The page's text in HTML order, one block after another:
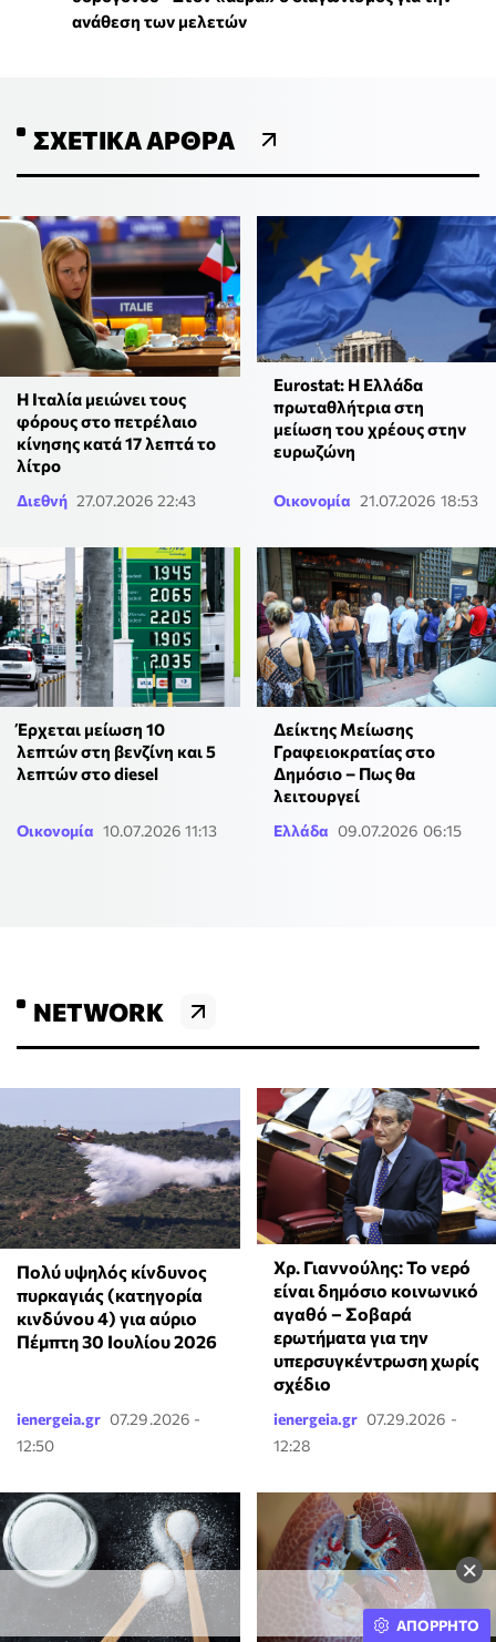
×
ανάθεση των μελετών
ΣΧΕΤΙΚΆ ΆΡΘΡΑ
Η Ιταλία μειώνει τους
φόρους στο πετρέλαιο
κίνησης κατά 17 λεπτά το
λίτρο
Διεθνή 27.07.2026 22:43
Eurostat: Η Ελλάδα
πρωταθλήτρια στη
μείωση του χρέους στην
ευρωζώνη
Οικονομία 21.07.2026 18:53
Έρχεται μείωση 10
λεπτών στη βενζίνη και 5
λεπτών στο diesel
Οικονομία 10.07.2026 11:13
Δείκτης Μείωσης
Γραφειοκρατίας στο
Δημόσιο – Πως θα
λειτουργεί
Ελλάδα 09.07.2026 06:15
NETWORK
Πολύ υψηλός κίνδυνος
πυρκαγιάς (κατηγορία
κινδύνου 4) για αύριο
Πέμπτη 30 Ιουλίου 2026
ienergeia.gr 07.29.2026 -
12:50
Χρ. Γιαννούλης: Το νερό
είναι δημόσιο κοινωνικό
αγαθό – Σοβαρά
ερωτήματα για την
υπερσυγκέντρωση χωρίς
σχέδιο
ienergeia.gr 07.29.2026 -
12:28
ΑΠΟΡΡΗΤΟ